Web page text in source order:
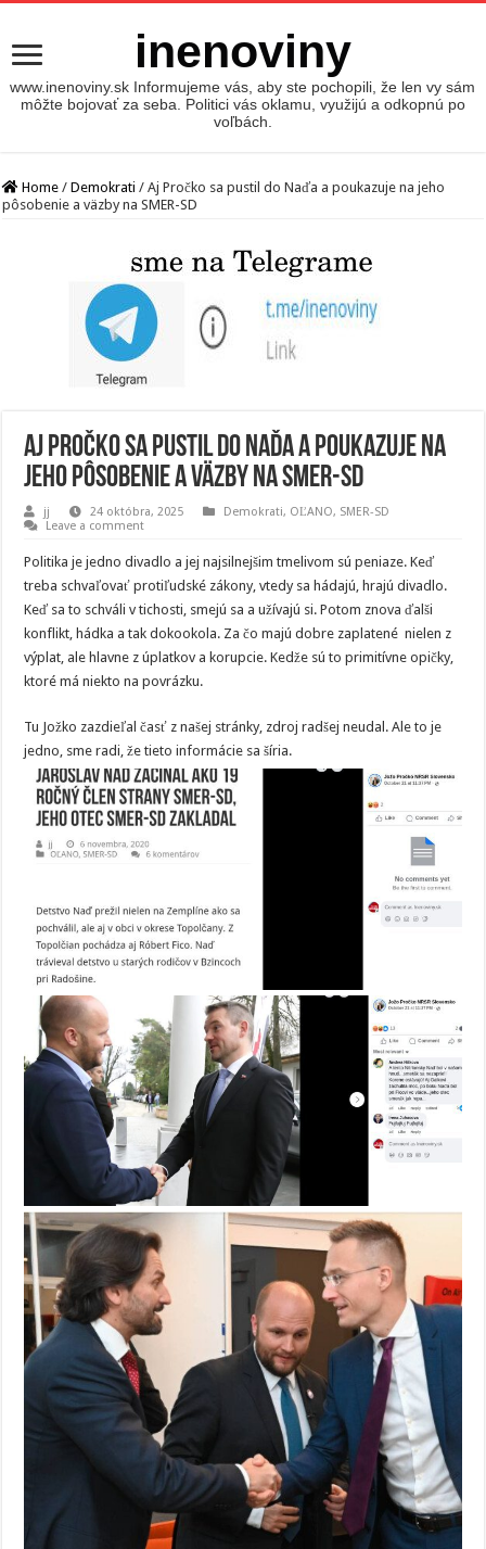
inenoviny
www.inenoviny.sk Informujeme vás, aby ste pochopili, že len vy sám
môžte bojovať za seba. Politici vás oklamu, využijú a odkopnú po
voľbách.
Home / Demokrati / Aj Pročko sa pustil do Naďa a poukazuje na jeho
pôsobenie a väzby na SMER-SD
Aj Pročko sa pustil do Naďa a poukazuje na
jeho pôsobenie a väzby na SMER-SD
jj 24 októbra, 2025 Demokrati, OĽANO, SMER-SD
Leave a comment
Politika je jedno divadlo a jej najsilnejšim tmelivom sú peniaze. Keď
treba schvaľovať protiľudské zákony, vtedy sa hádajú, hrajú divadlo.
Keď sa to schváli v tichosti, smejú sa a užívajú si. Potom znova ďalši
konflikt, hádka a tak dokookola. Za čo majú dobre zaplatené nielen z
výplat, ale hlavne z úplatkov a korupcie. Kedže sú to primitívne opičky,
ktoré má niekto na povrázku.
Tu Jožko zazdieľal časť z našej stránky, zdroj radšej neudal. Ale to je
jedno, sme radi, že tieto informácie sa šíria.